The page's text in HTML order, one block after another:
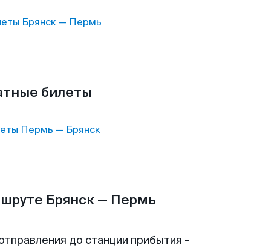
Брянск— Пермь
билеты
Пермь — Брянск
Брянск — Пермь
до станции прибытия -